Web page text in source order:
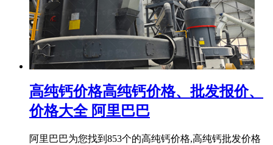
高纯钙价格高纯钙价格、批发报价、
价格大全 阿里巴巴
阿里巴巴为您找到853个的高纯钙价格,高纯钙批发价格